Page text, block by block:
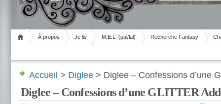
Livrement
À propos Je lis M.E.L. (pal/lal) Recherche Fantasy
Accueil > Diglee > Diglee – Confessions d’une
Diglee – Confessions d’une GLITTER